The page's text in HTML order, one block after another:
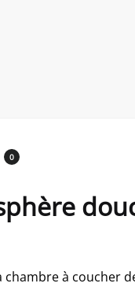
0
à coucher